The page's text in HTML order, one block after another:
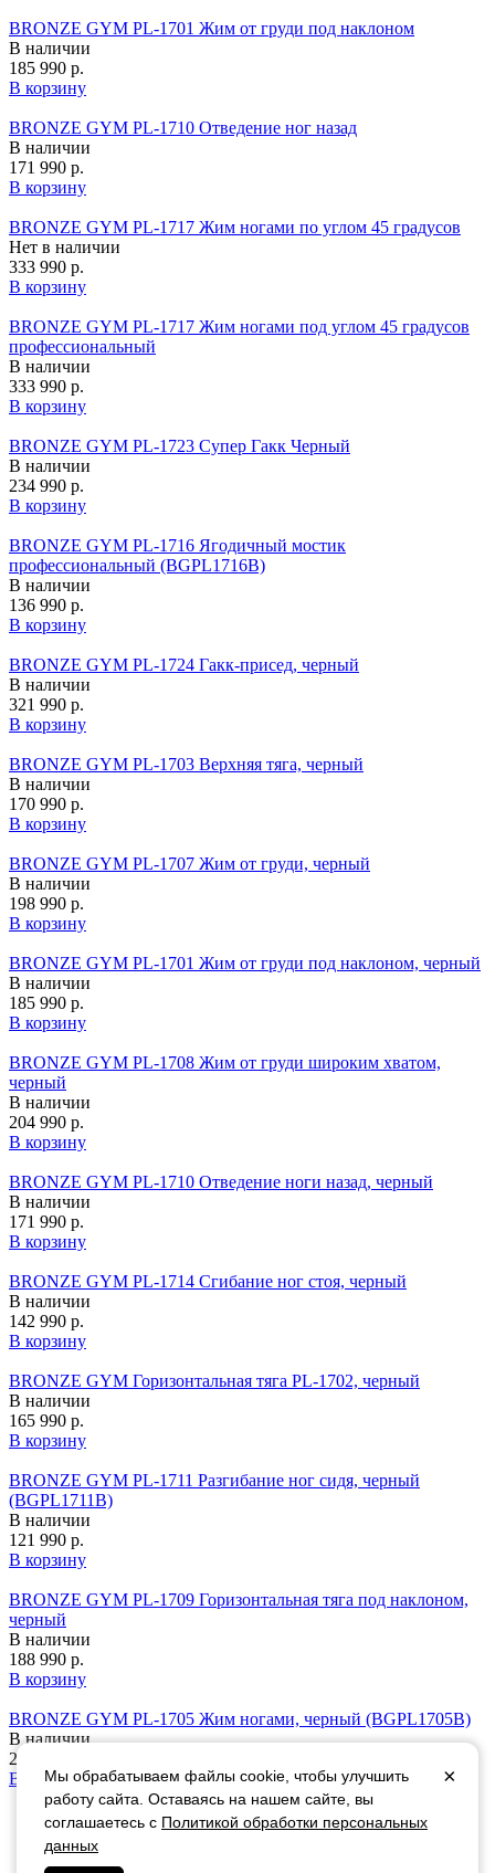
BRONZE GYM PL-1701 Жим от груди под наклоном
В наличии
185 990 р.
В корзину
BRONZE GYM PL-1710 Отведение ног назад
В наличии
171 990 р.
В корзину
BRONZE GYM PL-1717 Жим ногами по углом 45 градусов
Нет в наличии
333 990 р.
В корзину
BRONZE GYM PL-1717 Жим ногами под углом 45 градусов
профессиональный
В наличии
333 990 р.
В корзину
BRONZE GYM PL-1723 Супер Гакк Черный
В наличии
234 990 р.
В корзину
BRONZE GYM PL-1716 Ягодичный мостик
профессиональный (BGPL1716B)
В наличии
136 990 р.
В корзину
BRONZE GYM PL-1724 Гакк-присед, черный
В наличии
321 990 р.
В корзину
BRONZE GYM PL-1703 Верхняя тяга, черный
В наличии
170 990 р.
В корзину
BRONZE GYM PL-1707 Жим от груди, черный
В наличии
198 990 р.
В корзину
BRONZE GYM PL-1701 Жим от груди под наклоном, черный
В наличии
185 990 р.
В корзину
BRONZE GYM PL-1708 Жим от груди широким хватом,
черный
В наличии
204 990 р.
В корзину
BRONZE GYM PL-1710 Отведение ноги назад, черный
В наличии
171 990 р.
В корзину
BRONZE GYM PL-1714 Сгибание ног стоя, черный
В наличии
142 990 р.
В корзину
BRONZE GYM Горизонтальная тяга PL-1702, черный
В наличии
165 990 р.
В корзину
BRONZE GYM PL-1711 Разгибание ног сидя, черный
(BGPL1711B)
В наличии
121 990 р.
В корзину
BRONZE GYM PL-1709 Горизонтальная тяга под наклоном,
черный
В наличии
188 990 р.
В корзину
BRONZE GYM PL-1705 Жим ногами, черный (BGPL1705B)
В наличии
258 990 р.
В корзину
×
Мы обрабатываем файлы cookie, чтобы улучшить
работу сайта. Оставаясь на нашем сайте, вы
соглашаетесь с Политикой обработки персональных
данных
799-09-07